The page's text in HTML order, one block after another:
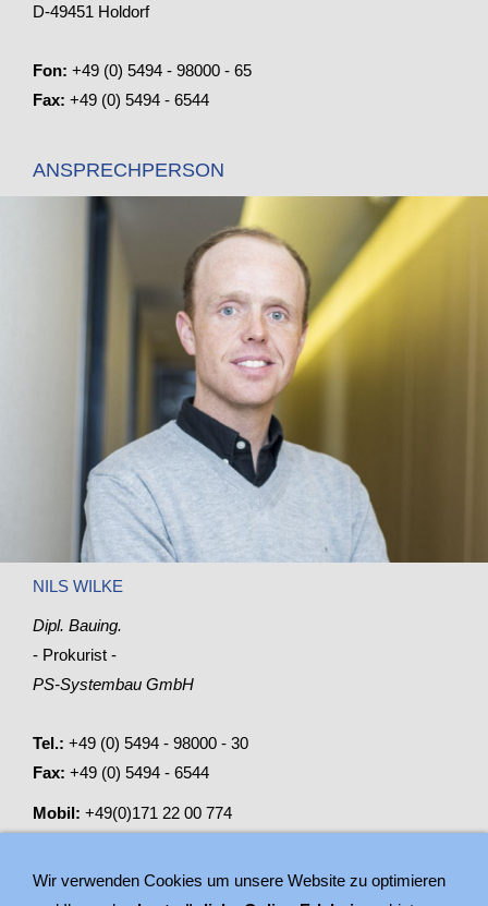
D-49451 Holdorf
Fon: +49 (0) 5494 - 98000 - 65
Fax: +49 (0) 5494 - 6544
ANSPRECHPERSON
NILS WILKE
Dipl. Bauing.
- Prokurist -
PS-Systembau GmbH
Tel.: +49 (0) 5494 - 98000 - 30
Fax: +49 (0) 5494 - 6544
Mobil: +49(0)171 22 00 774
Wir verwenden Cookies um unsere Website zu optimieren